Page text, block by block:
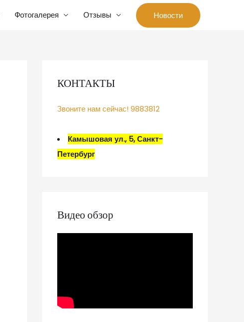
Фотогалерея Отзывы Новости
КОНТАКТЫ
Звоните нам сейчас! 9883812
Камышовая ул., 5, Санкт-
Петербург
Видео обзор